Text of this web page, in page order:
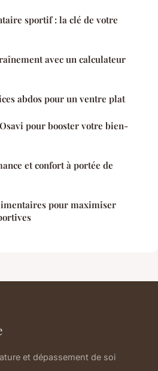
sportif : la clé de votre
avec un calculateur
abdos pour un ventre plat
pour booster votre bien-
et confort à portée de
pour maximiser
et dépassement de soi